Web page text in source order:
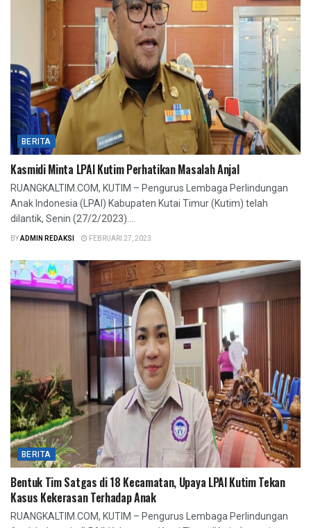
BERITA
Kasmidi Minta LPAI Kutim Perhatikan Masalah Anjal
RUANGKALTIM.COM, KUTIM – Pengurus Lembaga Perlindungan
Anak Indonesia (LPAI) Kabupaten Kutai Timur (Kutim) telah
dilantik, Senin (27/2/2023)....
BYADMIN REDAKSI FEBRUARI 27, 2023
BERITA
Bentuk Tim Satgas di 18 Kecamatan, Upaya LPAI Kutim Tekan
Kasus Kekerasan Terhadap Anak
RUANGKALTIM.COM, KUTIM – Pengurus Lembaga Perlindungan